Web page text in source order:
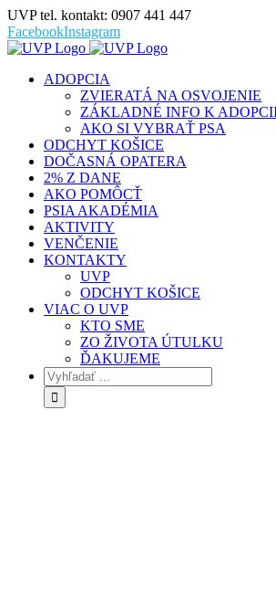
UVP tel. kontakt: 0907 441 447
FacebookInstagram
ADOPCIA
ZVIERATÁ NA OSVOJENIE
ZÁKLADNÉ INFO K
AKO SI VYBRAŤ PSA
ODCHYT KOŠICE
DOČASNÁ OPATERA
2% Z DANE
AKO POMÔCŤ
PSIA AKADÉMIA
AKTIVITY
VENČENIE
KONTAKTY
UVP
ODCHYT KOŠICE
VIAC O UVP
KTO SME
ZO ŽIVOTA ÚTULKU
ĎAKUJEME